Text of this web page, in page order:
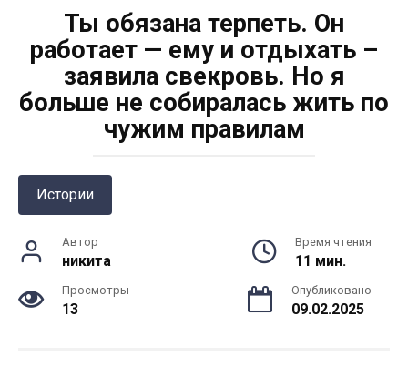
Ты обязана терпеть. Он
работает — ему и отдыхать –
заявила свекровь. Но я
больше не собиралась жить по
чужим правилам
Истории
Автор
никита
Время чтения
11 мин.
Просмотры
13
Опубликовано
09.02.2025